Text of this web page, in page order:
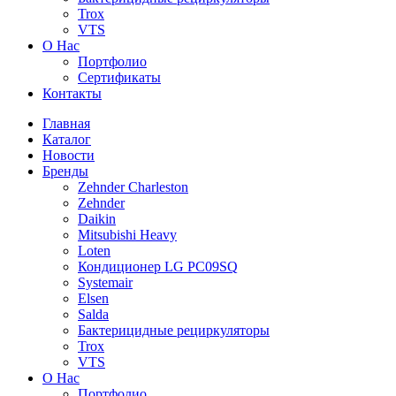
Trox
VTS
О Нас
Портфолио
Сертификаты
Контакты
Главная
Каталог
Новости
Бренды
Zehnder Charleston
Zehnder
Daikin
Mitsubishi Heavy
Loten
Кондиционер LG PC09SQ
Systemair
Elsen
Salda
Бактерицидные рециркуляторы
Trox
VTS
О Нас